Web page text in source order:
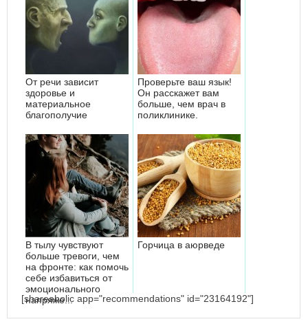
От речи зависит
здоровье и
материальное
благополучие
Проверьте ваш язык!
Он расскажет вам
больше, чем врач в
поликлинике.
В тылу чувствуют
больше тревоги, чем
на фронте: как помочь
себе избавиться от
эмоционального
напряже...
Горчица в аюрведе
[shareaholic app="recommendations" id="23164192"]